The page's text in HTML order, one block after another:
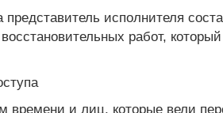
исполнителя
работ,
и лиц, которые вели